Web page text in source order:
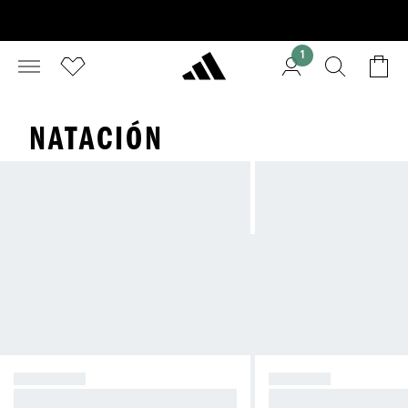
1
NATACIÓN